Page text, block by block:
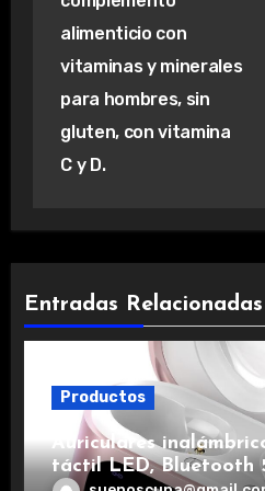
alimenticio con
vitaminas y minerales
para hombres, sin
gluten, con vitamina
C y D.
Entradas Relacionadas
Productos
Auriculares
táctil LED, Bluetooth